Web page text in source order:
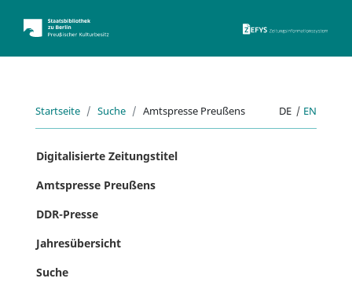
Startseite Suche Amtspresse Preußens DE | EN
Digitalisierte Zeitungstitel
Amtspresse Preußens
DDR-Presse
Jahresübersicht
Suche